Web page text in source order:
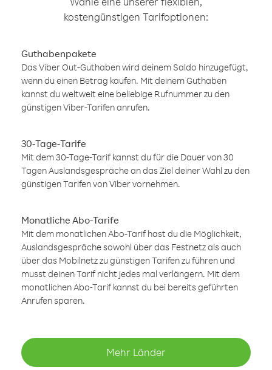
kostengünstigen Tarifoptionen:
Guthabenpakete
Das Viber Out-Guthaben wird deinem Saldo hinzugefügt,
wenn du einen Betrag kaufen. Mit deinem Guthaben
kannst du weltweit eine beliebige Rufnummer zu den
günstigen Viber-Tarifen anrufen.
30-Tage-Tarife
Mit dem 30-Tage-Tarif kannst du für die Dauer von 30
Tagen Auslandsgespräche an das Ziel deiner Wahl zu den
günstigen Tarifen von Viber vornehmen.
Monatliche Abo-Tarife
Mit dem monatlichen Abo-Tarif hast du die Möglichkeit,
Auslandsgespräche sowohl über das Festnetz als auch
über das Mobilnetz zu günstigen Tarifen zu führen und
musst deinen Tarif nicht jedes mal verlängern. Mit dem
monatlichen Abo-Tarif kannst du bei bereits geführten
Anrufen sparen.
Mehr Länder